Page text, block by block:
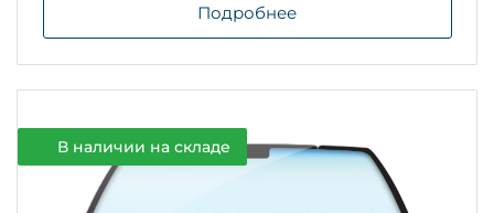
Подробнее
В наличии на складе